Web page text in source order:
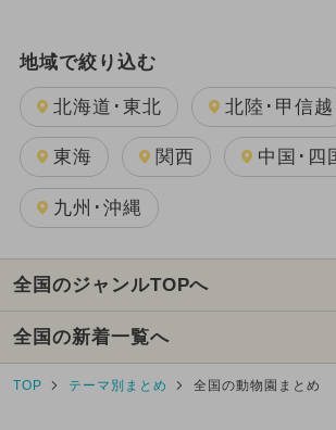
外遊び（屋外遊び場）
2025年9月のイベント 1日
クリスマス 夏休み（格安
夏休み（穴場）
厳選お出かけまとめ
地域で絞り込む
北海道･東北 北陸･甲信越
東海 関西 中国･四
九州･沖縄
全国のジャンルTOPへ
全国の新着一覧へ
TOP テーマ別まとめ 全国の動物園まとめ